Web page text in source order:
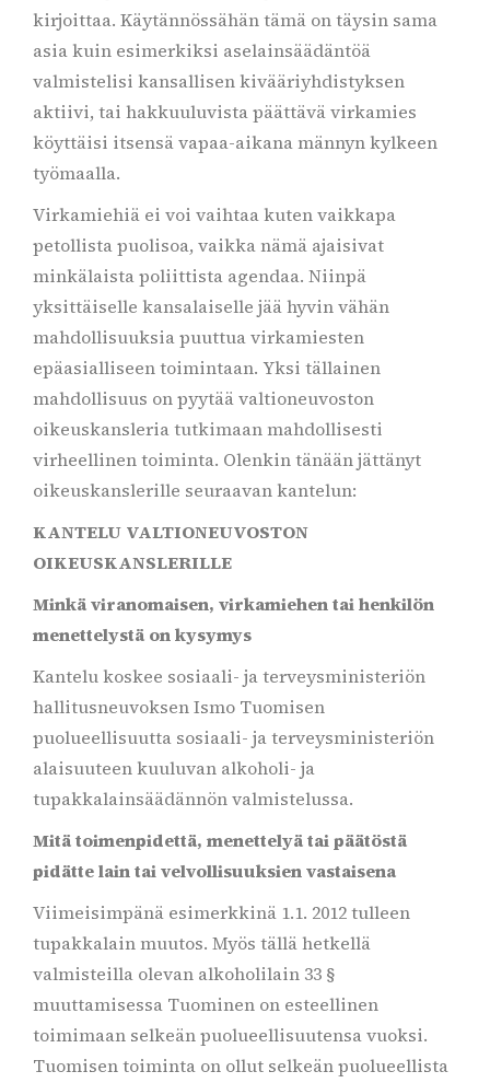
kirjoittaa. Käytännössähän tämä on täysin sama
asia kuin esimerkiksi aselainsäädäntöä
valmistelisi kansallisen kivääriyhdistyksen
aktiivi, tai hakkuuluvista päättävä virkamies
köyttäisi itsensä vapaa-aikana männyn kylkeen
työmaalla.
Virkamiehiä ei voi vaihtaa kuten vaikkapa
petollista puolisoa, vaikka nämä ajaisivat
minkälaista poliittista agendaa. Niinpä
yksittäiselle kansalaiselle jää hyvin vähän
mahdollisuuksia puuttua virkamiesten
epäasialliseen toimintaan. Yksi tällainen
mahdollisuus on pyytää valtioneuvoston
oikeuskansleria tutkimaan mahdollisesti
virheellinen toiminta. Olenkin tänään jättänyt
oikeuskanslerille seuraavan kantelun:
KANTELU VALTIONEUVOSTON
OIKEUSKANSLERILLE
Minkä viranomaisen, virkamiehen tai henkilön
menettelystä on kysymys
Kantelu koskee sosiaali- ja terveysministeriön
hallitusneuvoksen Ismo Tuomisen
puolueellisuutta sosiaali- ja terveysministeriön
alaisuuteen kuuluvan alkoholi- ja
tupakkalainsäädännön valmistelussa.
Mitä toimenpidettä, menettelyä tai päätöstä
pidätte lain tai velvollisuuksien vastaisena
Viimeisimpänä esimerkkinä 1.1. 2012 tulleen
tupakkalain muutos. Myös tällä hetkellä
valmisteilla olevan alkoholilain 33 §
muuttamisessa Tuominen on esteellinen
toimimaan selkeän puolueellisuutensa vuoksi.
Tuomisen toiminta on ollut selkeän puolueellista